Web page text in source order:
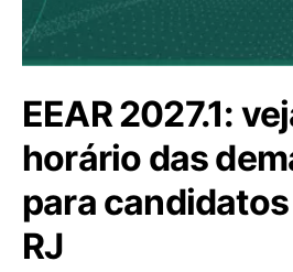
EEAR 2027.1:
horário das
para candidatos
RJ